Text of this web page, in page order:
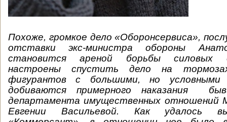
Похоже, громкое дело «Оборонсервиса»,
отставки экс-министра обороны
становится ареной борьбы силовых
настроены спустить дело на
фигурантов с большими, но условными
добиваются примерного наказания
департамента имущественных отношений
Евгении Васильевой. Как удалось